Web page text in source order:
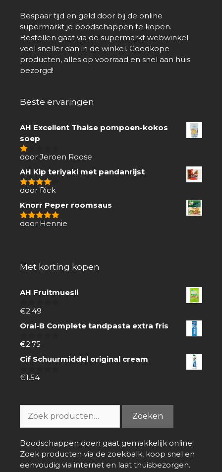
Bespaar tijd en geld door bij de online
supermarkt je boodschappen te kopen.
Bestellen gaat via de supermarkt webwinkel
veel sneller dan in de winkel. Goedkope
producten, alles op voorraad en snel aan huis
bezorgd!
Beste ervaringen
AH Excellent Thaise pompoen-kokos
soep
1
5
door Jeroen Roose
AH Kip teriyaki met pandanrijst
4van 5
door Rick
Knorr Peper roomsaus
5van 5
door Hennie
Met korting kopen
AH Fruitmuesli
0
5
€2.49
Oral-B Complete tandpasta extra fris
0
5
€2.75
Cif Schuurmiddel original cream
0
€1.54
naar:
Zoeken
Boodschappen doen gaat gemakkelijk online.
Zoek producten via de zoekbalk, koop snel en
eenvoudig via internet en laat thuisbezorgen.